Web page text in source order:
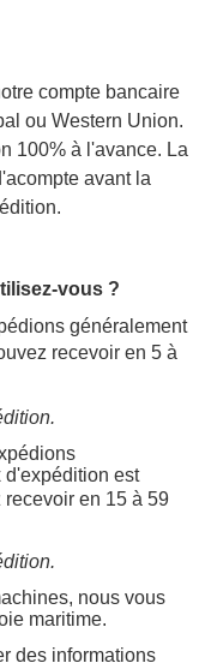
compte bancaire
ou Western Union.
100% à l'avance. La
avant la
vous ?
généralement
recevoir en 5 à
d'expédition est
recevoir en 15 à 59
nous vous
maritime.
des informations